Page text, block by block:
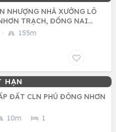
NHƯỢNG NHÀ XƯỞNG LÔ
TRẠCH, ĐỒNG NAI
· 155m
ĐẤT CLN PHÚ ĐÔNG NHƠN
10m · 1